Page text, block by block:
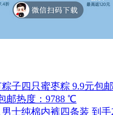
邮热度：9788 ℃